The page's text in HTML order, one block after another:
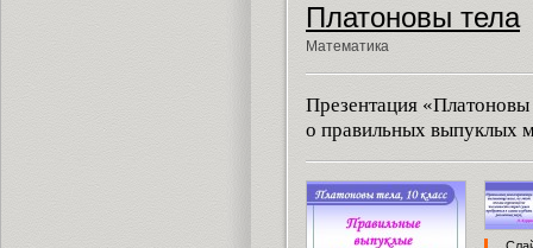
Платоновы тела
Математика
Презентация
о правильных выпуклых